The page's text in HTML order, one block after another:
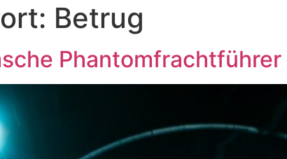
Betrug
Phantomfrachtführer